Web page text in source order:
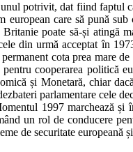
potrivit, dat fiind faptul
care să pună
poate să-și atingă
din urmă acceptat în
cota prea mare
cooperarea politică
și Monetară, chiar
parlamentare
1997 marchează
un rol de conducere
de securitate